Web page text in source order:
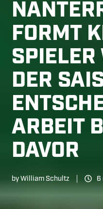
FORMT
SPIELER
DER
ARBEIT
DAVOR
by William Schultz 6